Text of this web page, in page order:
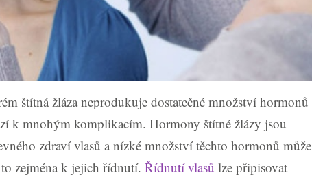
štítná žláza neprodukuje dostatečné množství hormonů
k mnohým komplikacím. Hormony štítné žlázy jsou
zdraví vlasů a nízké množství těchto hormonů může
zejména k jejich řídnutí. Řídnutí vlasů lze připisovat